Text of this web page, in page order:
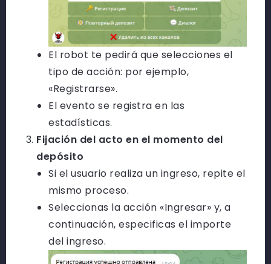
El robot te pedirá que selecciones el
tipo de acción: por ejemplo,
«Registrarse».
El evento se registra en las
estadísticas.
Fijación del acto en el momento del
depósito
Si el usuario realiza un ingreso, repite el
mismo proceso.
Seleccionas la acción «Ingresar» y, a
continuación, especificas el importe
del ingreso.